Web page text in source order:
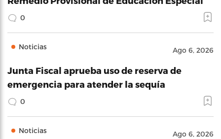
0
Noticias Ago 6, 2026
Junta Fiscal aprueba uso de reserva de
emergencia para atender la sequía
0
Noticias Ago 6, 2026